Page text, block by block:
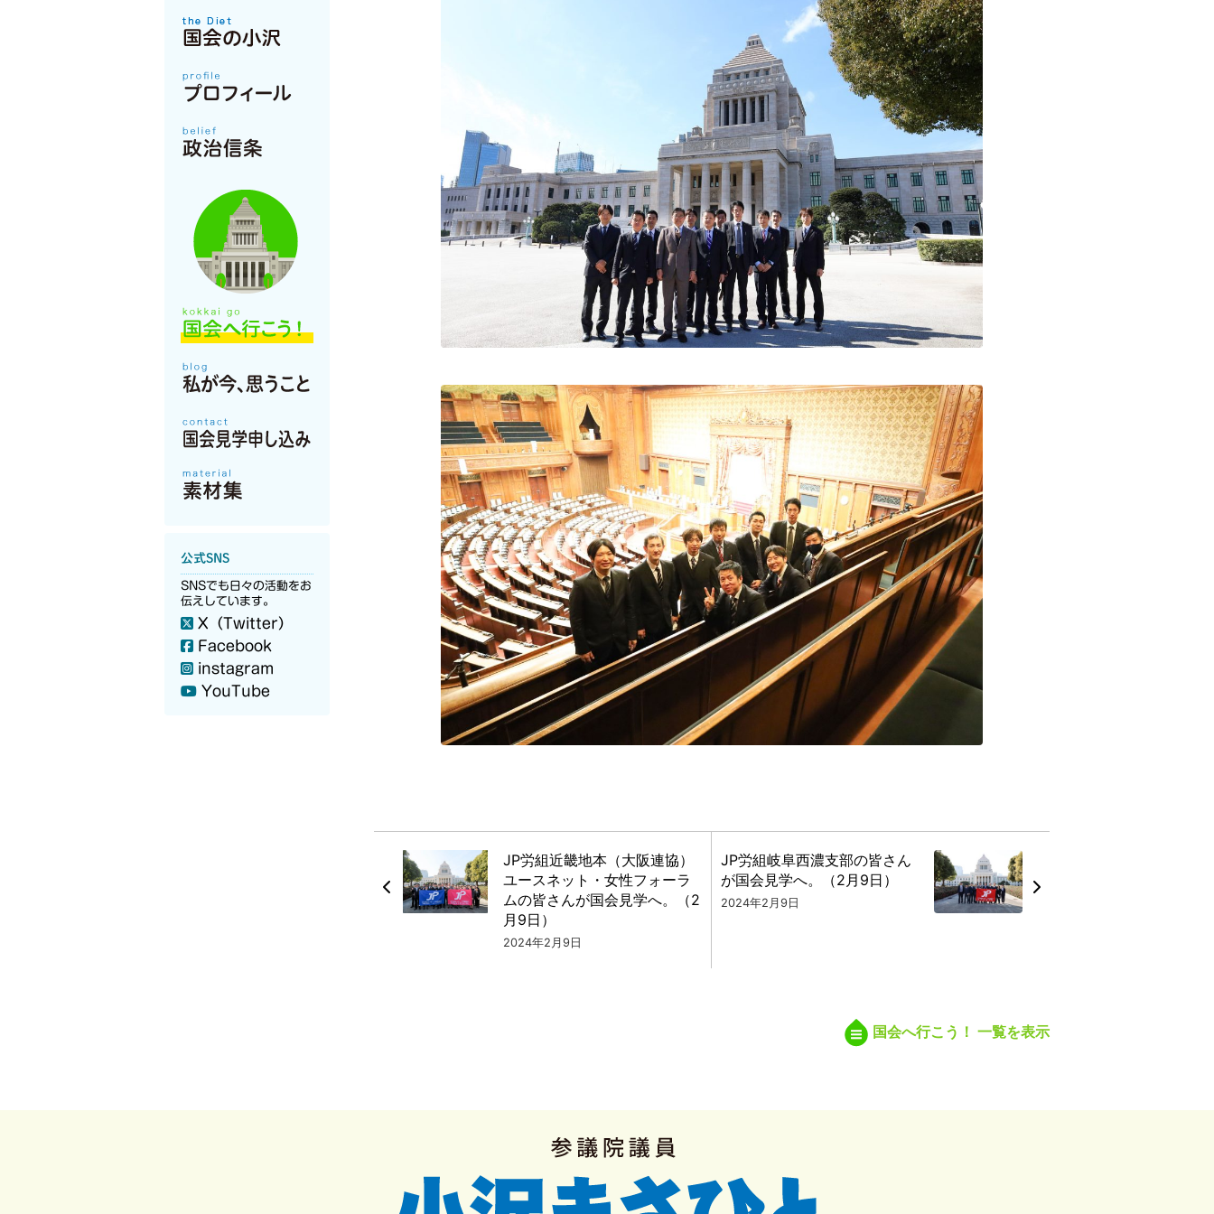
公式SNS
SNSでも日々の活動をお
伝えしています。
X（Twitter）
Facebook
instagram
YouTube
JP労組近畿地本（大阪連協）
ユースネット・女性フォーラ
ムの皆さんが国会見学へ。（2
月9日）
2024年2月9日
JP労組岐阜西濃支部の皆さん
が国会見学へ。（2月9日）
2024年2月9日
国会へ行こう！ 一覧を表示